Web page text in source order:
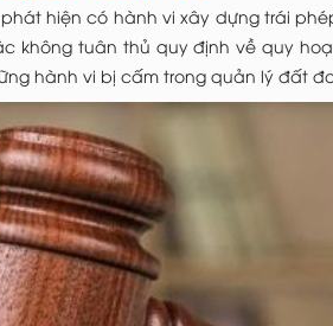
hiện có hành vi xây dựng trái
không tuân thủ quy định về quy
hành vi bị cấm trong quản lý đất